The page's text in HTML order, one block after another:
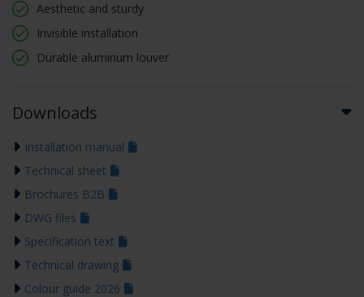
Aesthetic and sturdy
Invisible installation
Durable aluminum louver
Downloads
Installation manual
Technical sheet
Brochures B2B
DWG files
Specification text
Technical drawing
Colour guide 2026